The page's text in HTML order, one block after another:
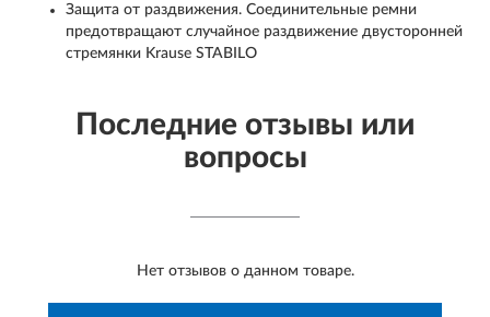
Защита от раздвижения. Соединительные ремни
предотвращают случайное раздвижение двусторонней
стремянки Krause STABILO
Последние отзывы или
вопросы
Нет отзывов о данном товаре.